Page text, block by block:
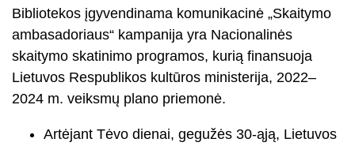
Bibliotekos įgyvendinama komunikacinė „Skaitymo
ambasadoriaus“ kampanija yra Nacionalinės
skaitymo skatinimo programos, kurią finansuoja
Lietuvos Respublikos kultūros ministerija, 2022–
2024 m. veiksmų plano priemonė.
Artėjant Tėvo dienai, gegužės 30-ąją, Lietuvos